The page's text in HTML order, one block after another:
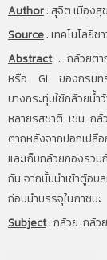
Author: สุจิต เมืองสุข
Source:เทคโนโลยีช
Abstract: กล้วยต
หรือ GI ของกรมท
บางกระทุ่มใช้กล้วยน้
หลายรสชาติ เช่น กล้
ตากหลังจากปอกเปลื
และเก็บกล้วยกองรวม
กัน จากนั้นนำเข้าตู้อ
ก่อนนำบรรจุในภาชนะ
Subject:กล้วย. กล้ว